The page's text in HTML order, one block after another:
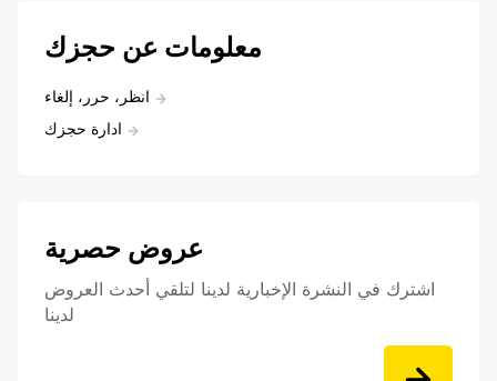
معلومات عن حجزك
انظر، حرر، إلغاء
ادارة حجزك
عروض حصرية
اشترك في النشرة الإخبارية لدينا لتلقي أحدث العروض
لدينا